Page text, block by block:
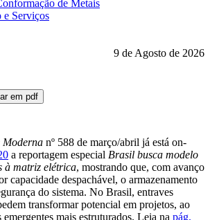
de Metais
e Serviços
9 de Agosto de 2026
em pdf
Moderna nº 588 de março/abril já está on-
a reportagem especial Brasil busca modelo
à matriz elétrica, mostrando que, com avanço
capacidade despachável, o armazenamento
do sistema. No Brasil, entraves
transformar potencial em projetos, ao
mais estruturados. Leia na pág.